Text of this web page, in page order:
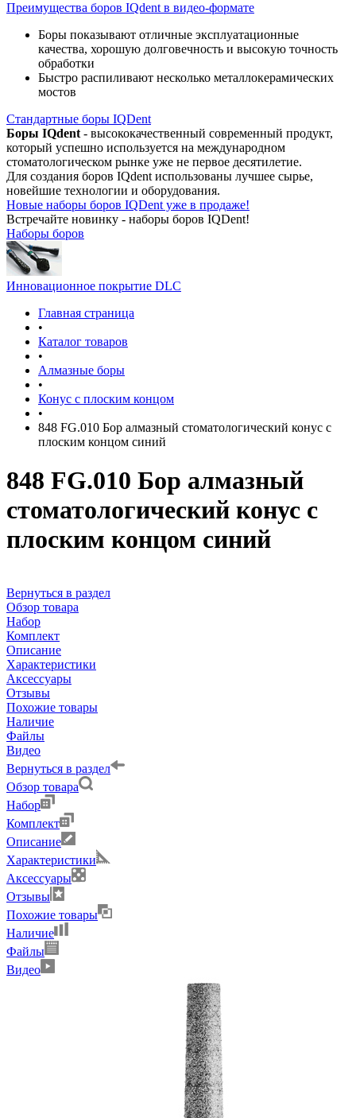
Преимущества боров IQdent в видео-формате
Боры показывают отличные эксплуатационные
качества, хорошую долговечность и высокую точность
обработки
Быстро распиливают несколько металлокерамических
мостов
Стандартные боры IQDent
Боры IQdent - высококачественный современный продукт,
который успешно используется на международном
стоматологическом рынке уже не первое десятилетие.
Для создания боров IQdent использованы лучшее сырье,
новейшие технологии и оборудования.
Новые наборы боров IQDent уже в продаже!
Встречайте новинку - наборы боров IQDent!
Наборы боров
Инновационное покрытие DLC
Главная страница
•
Каталог товаров
•
Алмазные боры
•
Конус с плоским концом
•
848 FG.010 Бор алмазный стоматологический конус с
плоским концом синий
848 FG.010 Бор алмазный
стоматологический конус с
плоским концом синий
Вернуться в раздел
Обзор товара
Набор
Комплект
Описание
Характеристики
Аксессуары
Отзывы
Похожие товары
Наличие
Файлы
Видео
Вернуться в раздел
Обзор товара
Набор
Комплект
Описание
Характеристики
Аксессуары
Отзывы
Похожие товары
Наличие
Файлы
Видео